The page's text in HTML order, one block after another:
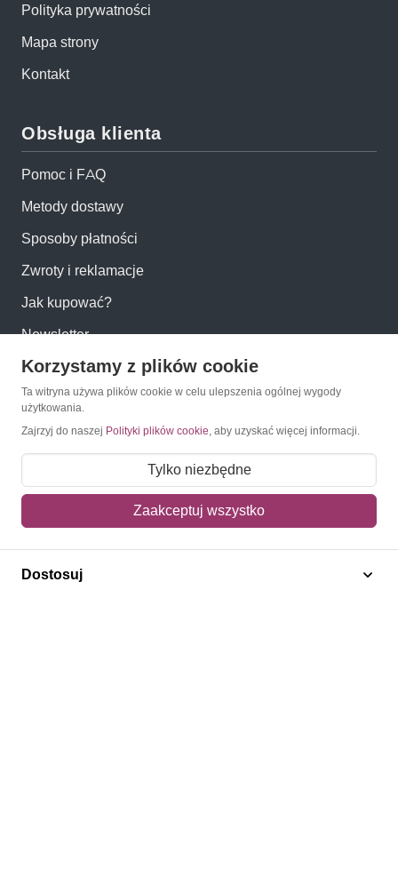
Polityka prywatności
Mapa strony
Kontakt
Obsługa klienta
Pomoc i FAQ
Metody dostawy
Sposoby płatności
Zwroty i reklamacje
Jak kupować?
Newsletter
Konto
Moje konto
Mój koszyk
Adres dostawy
Korzystamy z plików cookie
Ta witryna używa plików cookie w celu ulepszenia ogólnej wygody
użytkowania.
Zajrzyj do naszej Polityki plików cookie, aby uzyskać więcej informacji.
Tylko niezbędne
Zaakceptuj wszystko
Dostosuj